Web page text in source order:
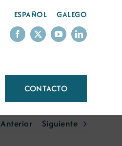
ESPAÑOL GALEGO
CONTACTO
Anterior Siguiente